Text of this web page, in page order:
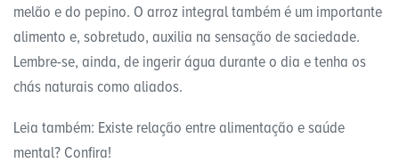
melão e do pepino. O arroz integral também é um importante
alimento e, sobretudo, auxilia na sensação de saciedade.
Lembre-se, ainda, de ingerir água durante o dia e tenha os
chás naturais como aliados.
Leia também: Existe relação entre alimentação e saúde
mental? Confira!